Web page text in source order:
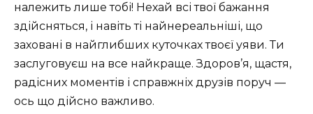
належить лише тобі! Нехай всі твої бажання
здійсняться, і навіть ті найнереальніші, що
заховані в найглибших куточках твоєї уяви. Ти
заслуговуєш на все найкраще. Здоров’я, щастя,
радісних моментів і справжніх друзів поруч —
ось що дійсно важливо.